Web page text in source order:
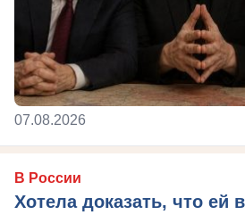
07.08.2026
В России
Хотела доказать, что ей